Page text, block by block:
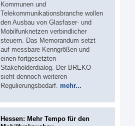
Kommunen und
Telekommunikationsbranche wollen
den Ausbau von Glasfaser- und
Mobilfunknetzen verbindlicher
steuern. Das Memorandum setzt
auf messbare Kenngrößen und
einen fortgesetzten
Stakeholderdialog. Der BREKO
sieht dennoch weiteren
Regulierungsbedarf. mehr...
Hessen: Mehr Tempo für den